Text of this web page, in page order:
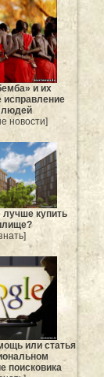
и их
исправление
людей
новости]
лучше купить
или статья
поисковика